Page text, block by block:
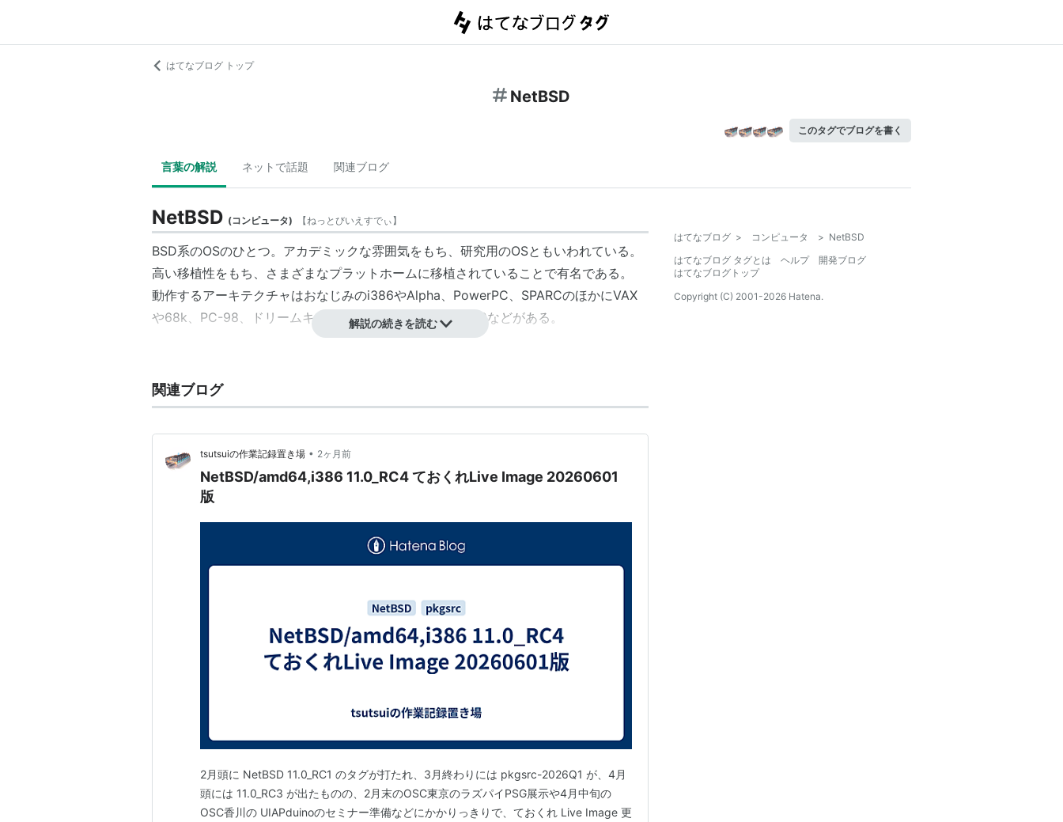
はてなブログ トップ
NetBSD
このタグでブログを書く
言葉の解説 ネットで話題 関連ブログ
NetBSD (コンピュータ) 【ねっとびいえすでぃ】
BSD系のOSのひとつ。アカデミックな雰囲気をもち、研究用のOSともいわれている。
高い移植性をもち、さまざまなプラットホームに移植されていることで有名である。
動作するアーキテクチャはおなじみのi386やAlpha、PowerPC、SPARCのほかにVAX
や68k、PC-98、ドリームキャスト、プレイステーション2などがある。
解説の続きを読む
関連ブログ
tsutsuiの作業記録置き場 • 2ヶ月前
NetBSD/amd64,i386 11.0_RC4 ておくれLive Image 20260601
版
2月頭に NetBSD 11.0_RC1 のタグが打たれ、3月終わりには pkgsrc-2026Q1 が、4月
頭には 11.0_RC3 が出たものの、2月末のOSC東京のラズパイPSG展示や4月中旬の
OSC香川の UIAPduinoのセミナー準備などにかかりっきりで、ておくれ Live Image 更
はてなブログ > コンピュータ > NetBSD
はてなブログ タグとは
ヘルプ
開発ブログ
はてなブログトップ
Copyright (C) 2001-2026 Hatena.